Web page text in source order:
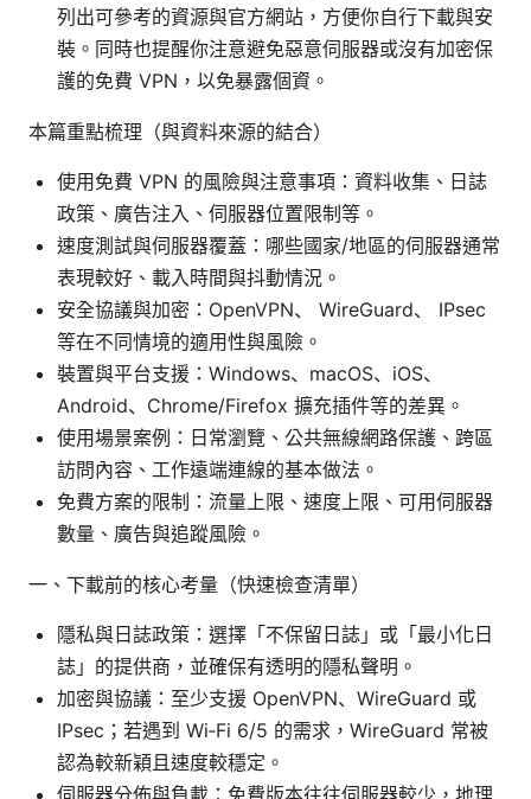
列出可參考的資源與官方網站，方便你自行下載與安
裝。同時也提醒你注意避免惡意伺服器或沒有加密保
護的免費 VPN，以免暴露個資。
本篇重點梳理（與資料來源的結合）
使用免費 VPN 的風險與注意事項：資料收集、日誌
政策、廣告注入、伺服器位置限制等。
速度測試與伺服器覆蓋：哪些國家/地區的伺服器通常
表現較好、載入時間與抖動情況。
安全協議與加密：OpenVPN、 WireGuard、 IPsec
等在不同情境的適用性與風險。
裝置與平台支援：Windows、macOS、iOS、
Android、Chrome/Firefox 擴充插件等的差異。
使用場景案例：日常瀏覽、公共無線網路保護、跨區
訪問內容、工作遠端連線的基本做法。
免費方案的限制：流量上限、速度上限、可用伺服器
數量、廣告與追蹤風險。
一、下載前的核心考量（快速檢查清單）
隱私與日誌政策：選擇「不保留日誌」或「最小化日
誌」的提供商，並確保有透明的隱私聲明。
加密與協議：至少支援 OpenVPN、WireGuard 或
IPsec；若遇到 Wi‑Fi 6/5 的需求，WireGuard 常被
認為較新穎且速度較穩定。